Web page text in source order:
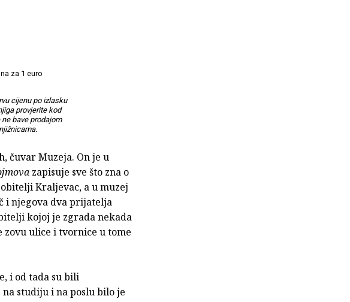
za 1 euro
cijenu po izlasku
provjerite kod
bave prodajom
čuvar Muzeja. On je u
zapisuje sve što zna o
Kraljevac, a u muzej
i njegova dva prijatelja
kojoj je zgrada nekada
ulice i tvornice u tome
i od tada su bili
studiju i na poslu bilo je